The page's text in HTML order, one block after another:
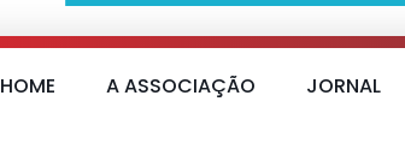
HOME A ASSOCIAÇÃO JORNAL